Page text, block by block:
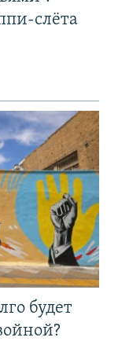
слёта
будет